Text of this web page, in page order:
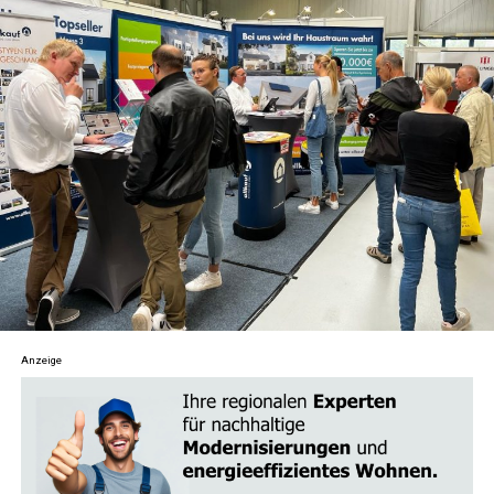
zu harmonisieren.
Medi­ta­ti­on und Acht­sam­keit: Erhal­te umfas­
sen­de Anlei­tun­gen, Tech­ni­ken und Tipps zur
För­de­rung von inne­rer Ruhe und Klar­heit. Von
geführ­ten Medi­ta­tio­nen bis hin zu Acht­sam­keits­
übun­gen – fin­de her­aus, wie du stress­frei­er leben
und dei­nen Fokus schär­fen kannst.
Astro­lo­gie: Erkun­de die tie­fe­re Bedeu­tung der
Ster­ne und Pla­ne­ten und wie sie dein Leben
beein­flus­sen. Ler­ne, dein Geburts­ho­ro­skop zu
Chan­cen zu erkennen.
Tarot und Wahr­sa­ge­rei: Tau­che ein in die Kunst
des Kar­ten­le­gens und ent­de­cke ande­re divin­a­to­
Anzeige